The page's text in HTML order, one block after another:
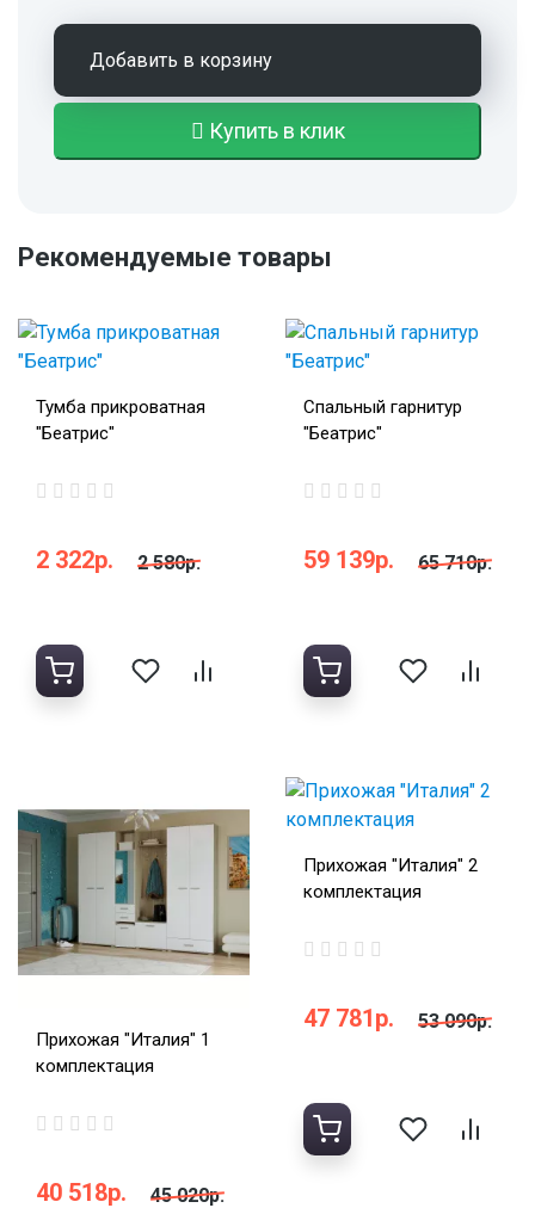
Добавить в корзину
Купить в клик
Рекомендуемые товары
Тумба прикроватная
"Беатрис"
2 322р. 2 580р.
Спальный гарнитур
"Беатрис"
59 139р. 65 710р.
Прихожая "Италия" 1
комплектация
40 518р. 45 020р.
Прихожая "Италия" 2
комплектация
47 781р. 53 090р.